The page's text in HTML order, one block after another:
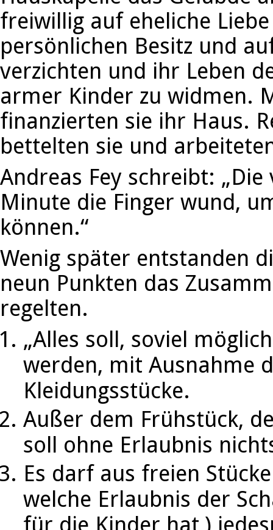
freiwillig auf eheliche
persönlichen Besitz und
verzichten und ihr Leben
armer Kinder zu widmen.
finanzierten sie ihr Haus.
bettelten sie und
Andreas Fey schreibt:
Minute die Finger wund,
können.“
Wenig später entstanden
neun Punkten das
regelten.
„Alles soll, soviel
werden, mit Ausnahme
Kleidungsstücke.
Außer dem Frühstück,
soll ohne Erlaubnis
Es darf aus freien
welche Erlaubnis der